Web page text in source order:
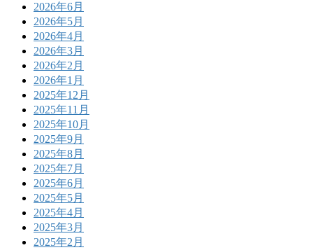
2026年6月
2026年5月
2026年4月
2026年3月
2026年2月
2026年1月
2025年12月
2025年11月
2025年10月
2025年9月
2025年8月
2025年7月
2025年6月
2025年5月
2025年4月
2025年3月
2025年2月